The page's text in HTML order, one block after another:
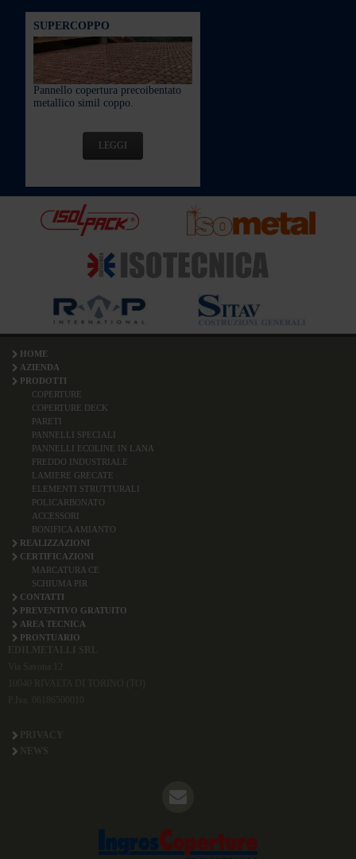
SUPERCOPPO
Pannello copertura precoibentato
metallico simil coppo.
LEGGI
HOME
AZIENDA
PRODOTTI
COPERTURE
COPERTURE DECK
PARETI
PANNELLI SPECIALI
PANNELLI ECOLINE IN LANA
FREDDO INDUSTRIALE
LAMIERE GRECATE
ELEMENTI STRUTTURALI
POLICARBONATO
ACCESSORI
BONIFICA AMIANTO
REALIZZAZIONI
CERTIFICAZIONI
MARCATURA CE
SCHIUMA PIR
CONTATTI
PREVENTIVO GRATUITO
AREA TECNICA
PRONTUARIO